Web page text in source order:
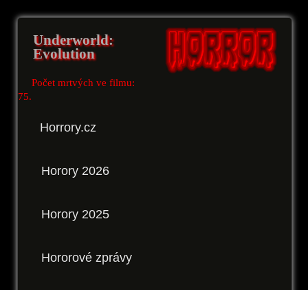
Underworld:
Evolution
Počet mrtvých ve filmu:
75.
Horrory.cz
Horory 2026
Horory 2025
Hororové zprávy